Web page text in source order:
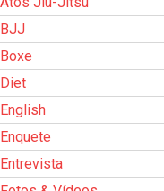
BJJ
Boxe
Diet
English
Enquete
Entrevista